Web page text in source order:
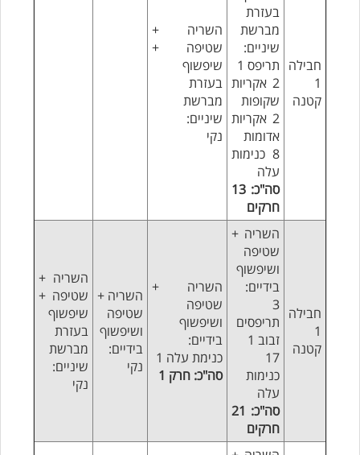
חבילה
1
קטנה
בעזרת
מברשת
שיניים:
תריפס 1
2 אקריות
שקופות
2 אקריות
אדומות
8 כנימות
עלה
סה"כ: 13
חרקים
השריה +
שטיפה +
שיפשוף
בעזרת
מברשת
שיניים:
נקי
חבילה
1
קטנה
השריה +
שטיפה
ושיפשוף
בידיים:
3
תריפסים
זבוב 1
17
כנימות
עלה
סה"כ: 21
חרקים
השריה +
שטיפה
ושיפשוף
בידיים:
כנימת עלה 1
סה"כ: חרק 1
השריה +
שטיפה
ושיפשוף
בידיים:
נקי
השריה +
שטיפה +
שיפשוף
בעזרת
מברשת
שיניים:
נקי